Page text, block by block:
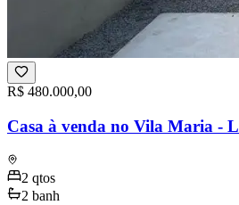
R$ 480.000,00
Casa à venda no Vila Maria -
2 qtos
2 banh